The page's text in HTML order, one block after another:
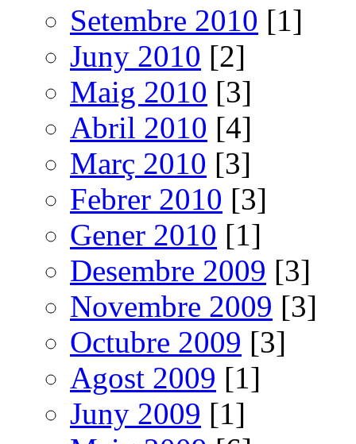
Setembre 2010 [1]
Juny 2010 [2]
Maig 2010 [3]
Abril 2010 [4]
Març 2010 [3]
Febrer 2010 [3]
Gener 2010 [1]
Desembre 2009 [3]
Novembre 2009 [3]
Octubre 2009 [3]
Agost 2009 [1]
Juny 2009 [1]